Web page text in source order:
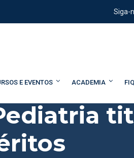
Siga-
E EVENTOS ACADEMIA